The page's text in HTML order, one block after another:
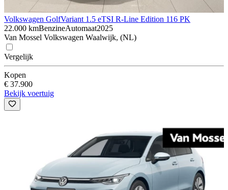
Volkswagen GolfVariant 1.5 eTSI R-Line Edition 116 PK
22.000 kmBenzineAutomaat2025
Van Mossel Volkswagen Waalwijk, (NL)
Vergelijk
Kopen
€ 37.900
Bekijk voertuig